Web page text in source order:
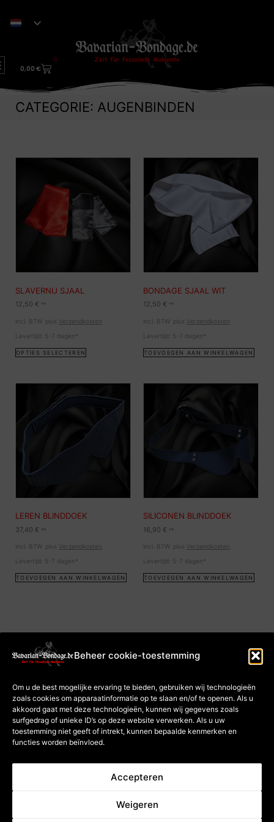
Beheer cookie-toestemming
Om u de best mogelijke ervaring te bieden, gebruiken wij technologieën
zoals cookies om apparaatinformatie op te slaan en/of te openen. Als u
akkoord gaat met deze technologieën, kunnen wij gegevens zoals
surfgedrag of unieke ID’s op deze website verwerken. Als u uw
toestemming niet geeft of intrekt, kunnen bepaalde kenmerken en
functies worden beïnvloed.
Accepteren
Weigeren
0,00 €
0
CATEGORIE: AUGENBINDEN
SLAVERNIJ SJAAL
12,50 € **
incl. BTW plus Verzendkosten
Levertijd: 5-7 dagen*
OPTIES SELECTEREN
BONDAGE SJAAL WIT
12,50 € **
incl. BTW plus Verzendkosten
Levertijd: 5-7 dagen*
TOEVOEGEN AAN WINKELWAGEN
LEREN BLINDDOEK
37,40 € **
incl. BTW plus Verzendkosten
Levertijd: 5-7 dagen*
TOEVOEGEN AAN WINKELWAGEN
SILICONEN BLINDDOEK
16,90 € **
incl. BTW plus Verzendkosten
Levertijd: 5-7 dagen*
TOEVOEGEN AAN WINKELWAGEN
Algemene
voorwaarden
Gegevensbescherming
Cookiebeleid (EU)
Betaling en
verzending
Herroepingsrecht voor
cursussen
Herroepingsrecht voor
goederen
Annulering van het contract
** Prijs inclusief Duitse BTW;